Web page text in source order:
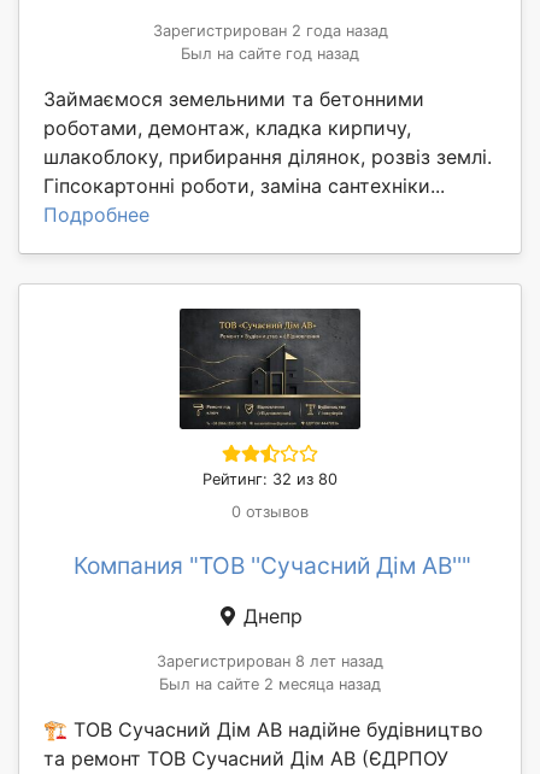
Зарегистрирован 2 года назад
Был на сайте год назад
Займаємося земельними та бетонними
роботами, демонтаж, кладка кирпичу,
шлакоблоку, прибирання ділянок, розвіз землі.
Гіпсокартонні роботи, заміна сантехніки...
Подробнее
Рейтинг: 32 из 80
0 отзывов
Компания "ТОВ ''Сучасний Дім АВ''"
Днепр
Зарегистрирован 8 лет назад
Был на сайте 2 месяца назад
🏗️ ТОВ Сучасний Дім АВ надійне будівництво
та ремонт ТОВ Сучасний Дім АВ (ЄДРПОУ